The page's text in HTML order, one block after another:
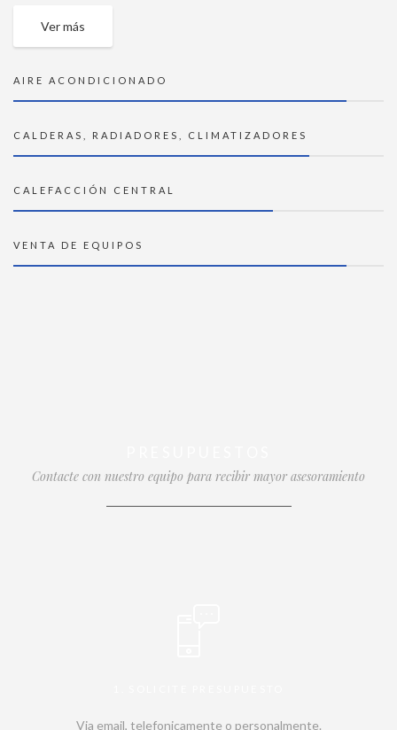
Ver más
AIRE ACONDICIONADO
CALDERAS, RADIADORES, CLIMATIZADORES
CALEFACCIÓN CENTRAL
VENTA DE EQUIPOS
Contacte con nuestro equipo para recibir mayor asesoramiento
Via email, telefonicamente o personalmente.